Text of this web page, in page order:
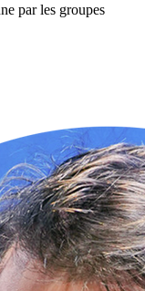
par les groupes